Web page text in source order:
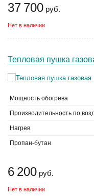
37 700 руб.
Нет в наличии
Тепловая пушка
Мощность обогрева
Производительность по
Нагрев
Пропан-бутан
6 200 руб.
Нет в наличии